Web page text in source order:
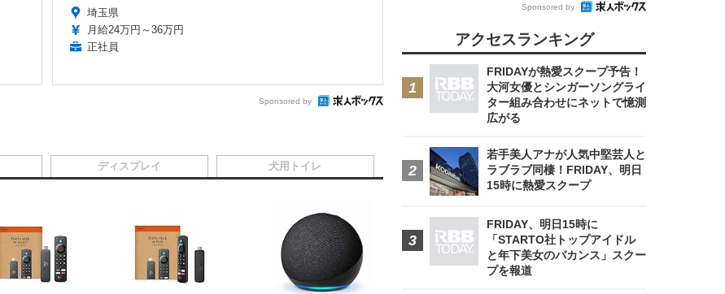
埼玉県
月給24万円～36万円
正社員
Sponsored by
ディスプレイ 犬用トイレ
Sponsored by
アクセスランキング
FRIDAYが熱愛スクープ予告！
大河女優とシンガーソングライ
ター組み合わせにネットで憶測
広がる
若手美人アナが人気中堅芸人と
ラブラブ同棲！FRIDAY、明日
15時に熱愛スクープ
FRIDAY、明日15時に
「STARTO社トップアイドル
と年下美女のバカンス」スクー
プを報道